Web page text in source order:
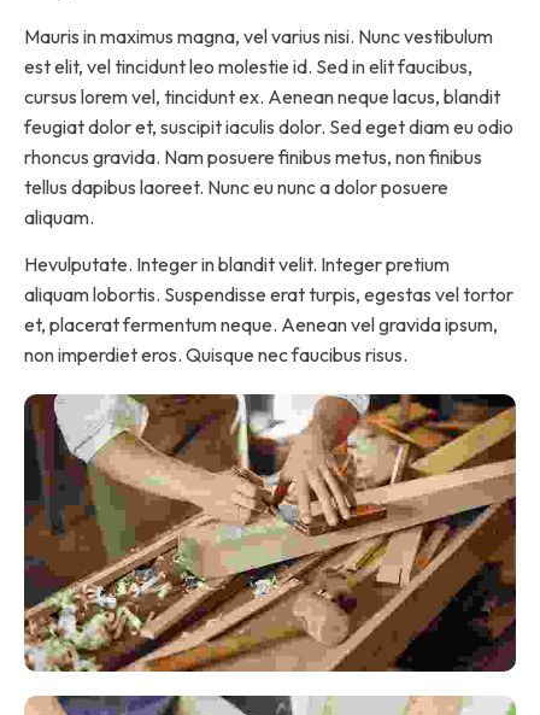
Mauris in maximus magna, vel varius nisi. Nunc vestibulum
est elit, vel tincidunt leo molestie id. Sed in elit faucibus,
cursus lorem vel, tincidunt ex. Aenean neque lacus, blandit
feugiat dolor et, suscipit iaculis dolor. Sed eget diam eu odio
rhoncus gravida. Nam posuere finibus metus, non finibus
tellus dapibus laoreet. Nunc eu nunc a dolor posuere
aliquam.
Hevulputate. Integer in blandit velit. Integer pretium
aliquam lobortis. Suspendisse erat turpis, egestas vel tortor
et, placerat fermentum neque. Aenean vel gravida ipsum,
non imperdiet eros. Quisque nec faucibus risus.